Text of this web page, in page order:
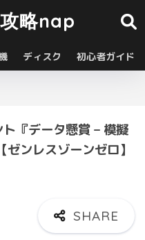
ディスク 初心者ガイド
『データ懸賞 – 模擬
ンレスゾーンゼロ】